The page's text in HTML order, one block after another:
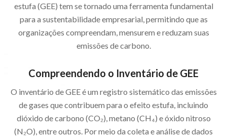
estufa (GEE) tem se tornado uma ferramenta fundamental
para a sustentabilidade empresarial, permitindo que as
organizações compreendam, mensurem e reduzam suas
emissões de carbono.
Compreendendo o Inventário de GEE
O inventário de GEE é um registro sistemático das emissões
de gases que contribuem para o efeito estufa, incluindo
dióxido de carbono (CO₂), metano (CH₄) e óxido nitroso
(N₂O), entre outros. Por meio da coleta e análise de dados